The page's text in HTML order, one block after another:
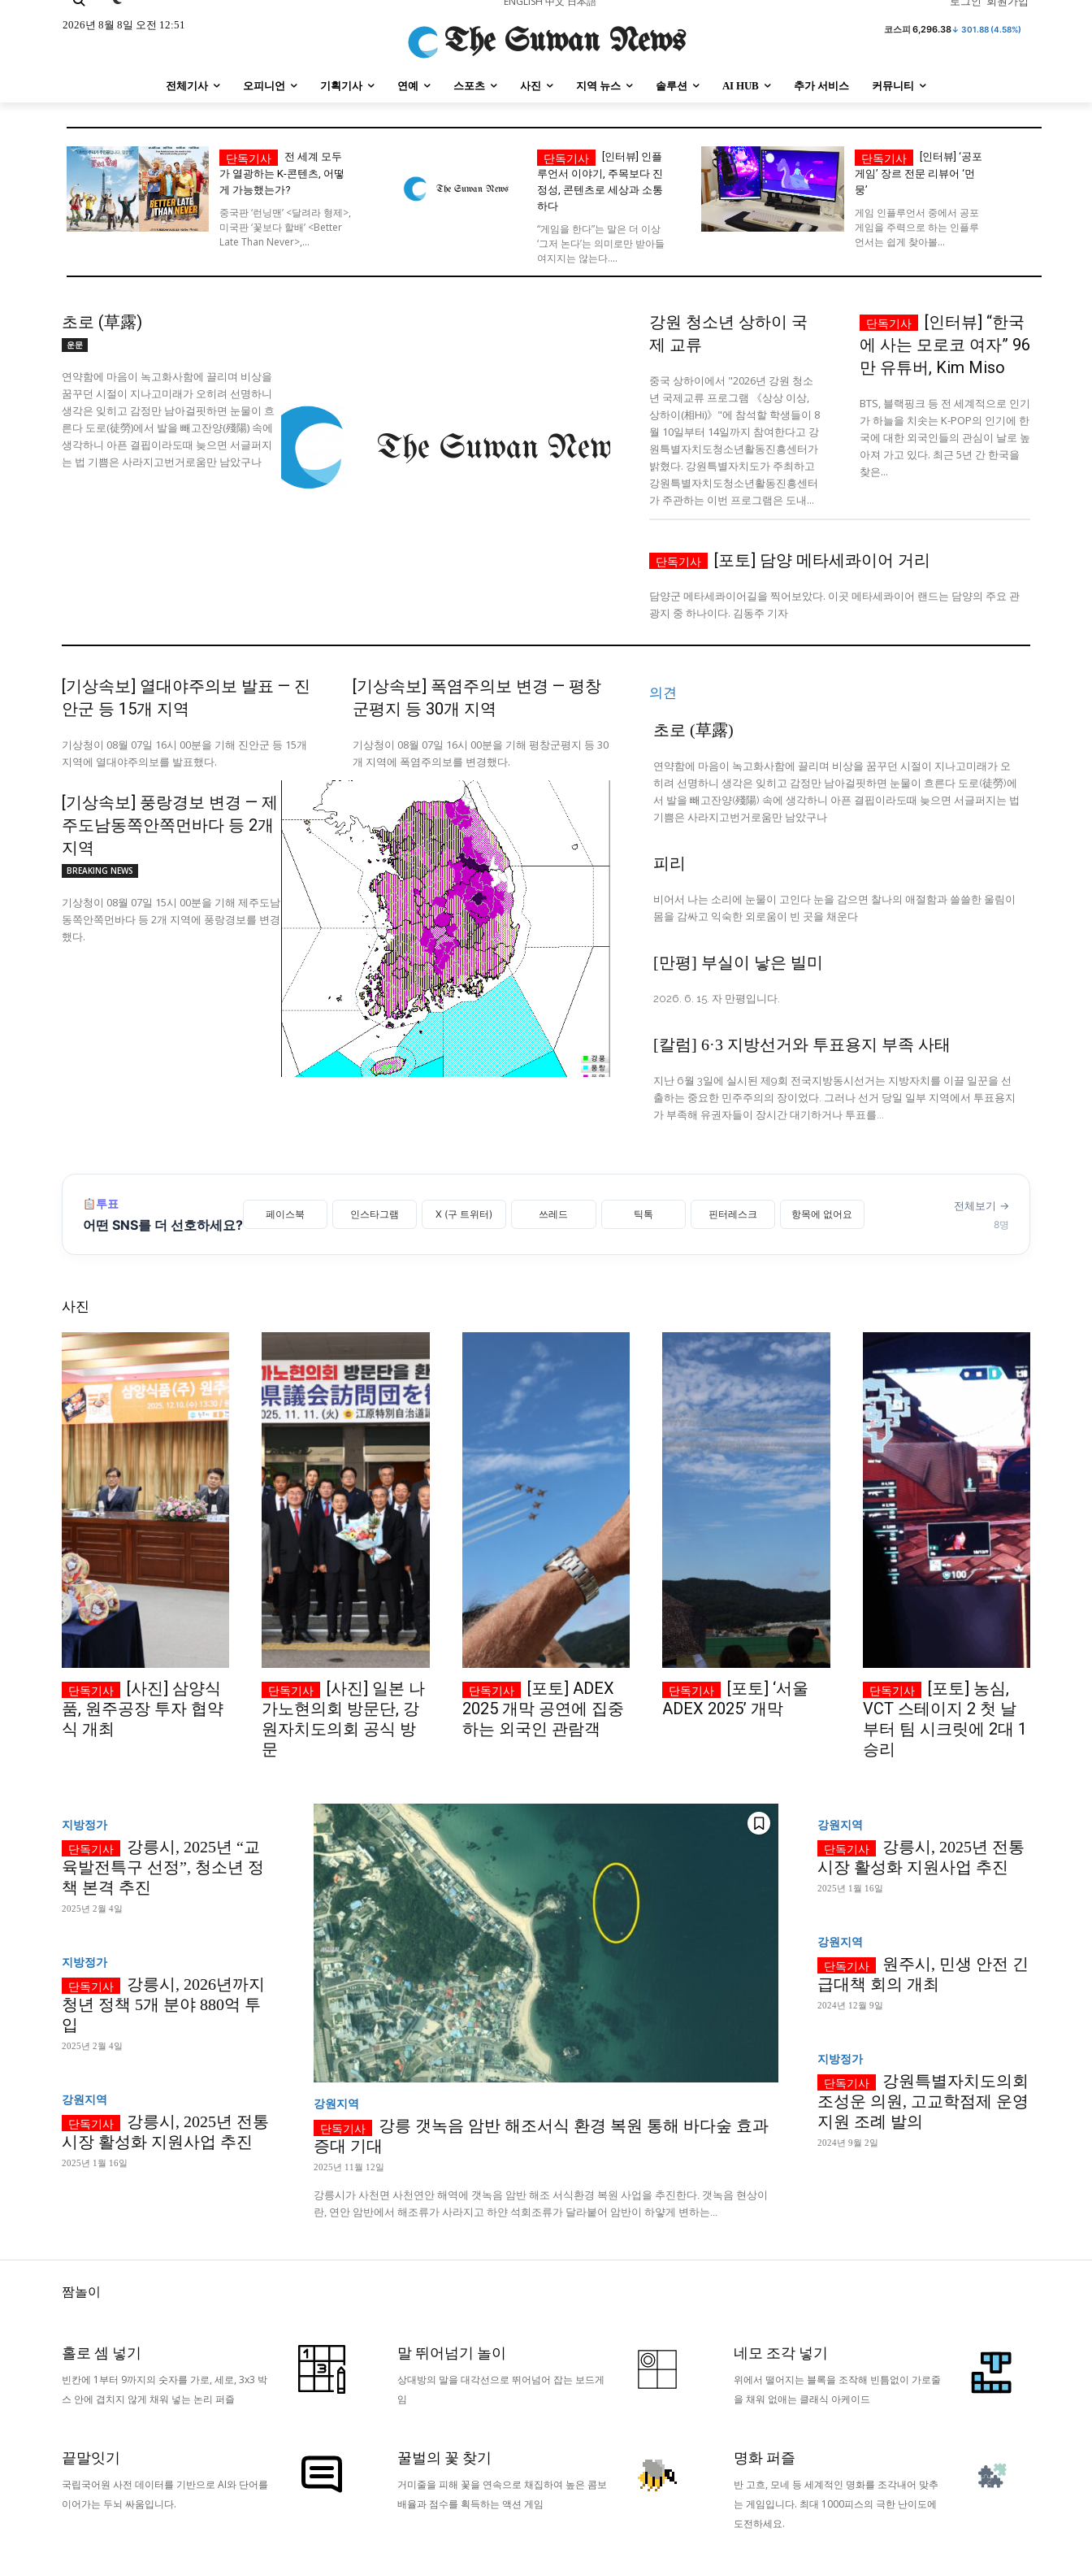
시 문학 (문학산책)
보도 사진 정치 사회 경제 트렌드
지역 & 글로벌 뉴스
서울전역 인천지역 경기지역 경상지역 부산/울산 대전지역 지방정가
ENG 中文
서비스 & 앱
수완뉴스 추천 서비스
출판서비스 보도자료 작성 서비스 스위프트 하이브 라라프레스
시 문학 (문학산책)
보도 사진 정치 사회 경제 트렌드
지역 & 글로벌 뉴스
서울전역 인천지역 경기지역 경상지역 부산/울산 대전지역 지방정가
ENG 中文
서비스 & 앱
수완뉴스 추천 서비스
출판서비스 보도자료 작성 서비스 스위프트 하이브 라라프레스
2026년 8월 8일 오전 12:51
The Suwan News 코스피 6,296.38↓ 301.88 (4.58%)
전체기사 오피니언 기획기사 연예 스포츠 사진 지역 뉴스 솔루션 AI HUB 추가 서비스 커뮤니티
전 세계 모두
가 열광하는 K-콘텐츠, 어떻
게 가능했는가?
중국판 ‘런닝맨’ <달려라 형제>,
미국판 ‘꽃보다 할배’ <Better
Late Than Never>,...
[인터뷰] 인플
루언서 이야기, 주목보다 진
정성, 콘텐츠로 세상과 소통
하다
“게임을 한다”는 말은 더 이상
‘그저 논다’는 의미로만 받아들
여지지는 않는다....
[인터뷰] ‘공포
게임’ 장르 전문 리뷰어 ‘먼
뭉’
게임 인플루언서 중에서 공포
게임을 주력으로 하는 인플루
언서는 쉽게 찾아볼...
초로 (草露)
운문
연약함에 마음이 녹고화사함에 끌리며 비상을
꿈꾸던 시절이 지나고미래가 오히려 선명하니
생각은 잊히고 감정만 남아걸핏하면 눈물이 흐
른다 도로(徒勞)에서 발을 빼고잔양(殘陽) 속에
생각하니 아픈 결핍이라도때 늦으면 서글퍼지
는 법 기쁨은 사라지고번거로움만 남았구나
강원 청소년 상하이 국
제 교류
중국 상하이에서 "2026년 강원 청소
년 국제교류 프로그램 《상상 이상,
상하이(相Hi)》"에 참석할 학생들이 8
월 10일부터 14일까지 참여한다고 강
원특별자치도청소년활동진흥센터가
밝혔다. 강원특별자치도가 주최하고
강원특별자치도청소년활동진흥센터
가 주관하는 이번 프로그램은 도내...
[인터뷰] “한국
에 사는 모로코 여자” 96
만 유튜버, Kim Miso
BTS, 블랙핑크 등 전 세계적으로 인기
가 하늘을 치솟는 K-POP의 인기에 한
국에 대한 외국인들의 관심이 날로 높
아져 가고 있다. 최근 5년 간 한국을
찾은...
[포토] 담양 메타세콰이어 거리
담양군 메타세콰이어길을 찍어보았다. 이곳 메타세콰이어 랜드는 담양의 주요 관
광지 중 하나이다. 김동주 기자
[기상속보] 열대야주의보 발표 — 진
안군 등 15개 지역
기상청이 08월 07일 16시 00분을 기해 진안군 등 15개
지역에 열대야주의보를 발표했다.
[기상속보] 폭염주의보 변경 — 평창
군평지 등 30개 지역
기상청이 08월 07일 16시 00분을 기해 평창군평지 등 30
개 지역에 폭염주의보를 변경했다.
[기상속보] 풍랑경보 변경 — 제
주도남동쪽안쪽먼바다 등 2개
지역
BREAKING NEWS
기상청이 08월 07일 15시 00분을 기해 제주도남
동쪽안쪽먼바다 등 2개 지역에 풍랑경보를 변경
했다.
의견
초로 (草露)
연약함에 마음이 녹고화사함에 끌리며 비상을 꿈꾸던 시절이 지나고미래가 오
히려 선명하니 생각은 잊히고 감정만 남아걸핏하면 눈물이 흐른다 도로(徒勞)에
서 발을 빼고잔양(殘陽) 속에 생각하니 아픈 결핍이라도때 늦으면 서글퍼지는 법
기쁨은 사라지고번거로움만 남았구나
피리
비어서 나는 소리에 눈물이 고인다 눈을 감으면 찰나의 애절함과 쓸쓸한 울림이
몸을 감싸고 익숙한 외로움이 빈 곳을 채운다
[만평] 부실이 낳은 빌미
2026. 6. 15. 자 만평입니다.
[칼럼] 6·3 지방선거와 투표용지 부족 사태
지난 6월 3일에 실시된 제9회 전국지방동시선거는 지방자치를 이끌 일꾼을 선
출하는 중요한 민주주의의 장이었다. 그러나 선거 당일 일부 지역에서 투표용지
가 부족해 유권자들이 장시간 대기하거나 투표를...
투표
어떤 SNS를 더 선호하세요?
페이스북 인스타그램 X (구 트위터) 쓰레드 틱톡 핀터레스크 항목에 없어요
전체보기 →
8명
사진
[사진] 삼양식
품, 원주공장 투자 협약
식 개최
[사진] 일본 나
가노현의회 방문단, 강
원자치도의회 공식 방
문
[포토] ADEX
2025 개막 공연에 집중
하는 외국인 관람객
[포토] ‘서울
ADEX 2025’ 개막
[포토] 농심,
VCT 스테이지 2 첫 날
부터 팀 시크릿에 2대 1
승리
지방정가
강릉시, 2025년 “교
육발전특구 선정”, 청소년 정
책 본격 추진
2025년 2월 4일
지방정가
강릉시, 2026년까지
청년 정책 5개 분야 880억 투
입
2025년 2월 4일
강원지역
강릉시, 2025년 전통
시장 활성화 지원사업 추진
2025년 1월 16일
강원지역
강릉 갯녹음 암반 해조서식 환경 복원 통해 바다숲 효과
증대 기대
2025년 11월 12일
강릉시가 사천면 사천연안 해역에 갯녹음 암반 해조 서식환경 복원 사업을 추진한다. 갯녹음 현상이
란, 연안 암반에서 해조류가 사라지고 하얀 석회조류가 달라붙어 암반이 하얗게 변하는...
강원지역
강릉시, 2025년 전통
시장 활성화 지원사업 추진
2025년 1월 16일
강원지역
원주시, 민생 안전 긴
급대책 회의 개최
2024년 12월 9일
지방정가
강원특별자치도의회
조성운 의원, 고교학점제 운영
지원 조례 발의
2024년 9월 2일
짬놀이
홀로 셈 넣기
빈칸에 1부터 9까지의 숫자를 가로, 세로, 3x3 박
스 안에 겹치지 않게 채워 넣는 논리 퍼즐
끝말잇기
국립국어원 사전 데이터를 기반으로 AI와 단어를
이어가는 두뇌 싸움입니다.
말 뛰어넘기 놀이
상대방의 말을 대각선으로 뛰어넘어 잡는 보드게
임
꿀벌의 꽃 찾기
거미줄을 피해 꽃을 연속으로 채집하여 높은 콤보
배율과 점수를 획득하는 액션 게임
네모 조각 넣기
위에서 떨어지는 블록을 조작해 빈틈없이 가로줄
을 채워 없애는 클래식 아케이드
명화 퍼즐
반 고흐, 모네 등 세계적인 명화를 조각내어 맞추
는 게임입니다. 최대 1000피스의 극한 난이도에
도전하세요.